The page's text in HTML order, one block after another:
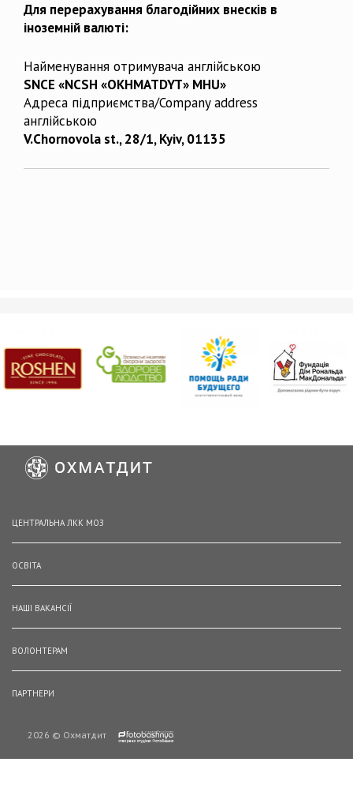
Для перерахування благодійних внесків в
іноземній валюті:
Найменування отримувача англійською
SNCE «NCSH «OKHMATDYT» MHU»
Адреса підприємства/Company address
англійською
V.Chornovola st., 28/1, Kyiv, 01135
ЦЕНТРАЛЬНА ЛКК МОЗ
ОСВІТА
НАШІ ВАКАНСІЇ
ВОЛОНТЕРАМ
ПАРТНЕРИ
2026 © Охматдит